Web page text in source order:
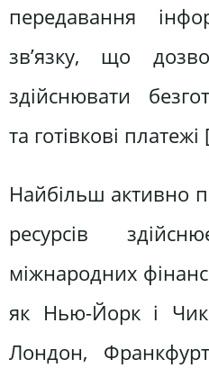
передавання
зв’язку, що
здійснювати
та готівкові
Найбільш активно
ресурсів
міжнародних
як Нью-Йорк і
Лондон,